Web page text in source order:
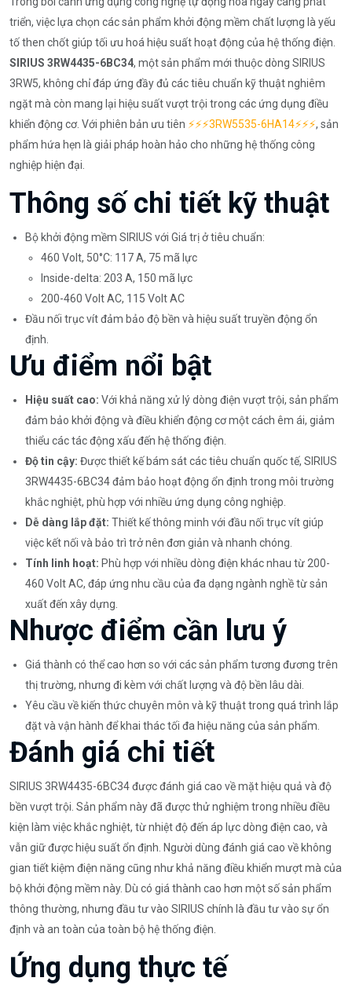
triển, việc lựa chọn các sản phẩm khởi động mềm chất lượng là yếu
tố then chốt giúp tối ưu hoá hiệu suất hoạt động của hệ thống điện.
SIRIUS 3RW4435-6BC34, một sản phẩm mới thuộc dòng SIRIUS
3RW5, không chỉ đáp ứng đầy đủ các tiêu chuẩn kỹ thuật nghiêm
ngặt mà còn mang lại hiệu suất vượt trội trong các ứng dụng điều
khiển động cơ. Với phiên bản ưu tiên ⚡️⚡️⚡️3RW5535-6HA14⚡️⚡️⚡️, sản
phẩm hứa hẹn là giải pháp hoàn hảo cho những hệ thống công
nghiệp hiện đại.
Thông số chi tiết kỹ thuật
Bộ khởi động mềm SIRIUS với Giá trị ở tiêu chuẩn:
460 Volt, 50°C: 117 A, 75 mã lực
Inside-delta: 203 A, 150 mã lực
200-460 Volt AC, 115 Volt AC
Đầu nối trục vít đảm bảo độ bền và hiệu suất truyền động ổn
định.
Ưu điểm nổi bật
Hiệu suất cao: Với khả năng xử lý dòng điện vượt trội, sản phẩm
đảm bảo khởi động và điều khiển động cơ một cách êm ái, giảm
thiểu các tác động xấu đến hệ thống điện.
Độ tin cậy: Được thiết kế bám sát các tiêu chuẩn quốc tế, SIRIUS
3RW4435-6BC34 đảm bảo hoạt động ổn định trong môi trường
khắc nghiệt, phù hợp với nhiều ứng dụng công nghiệp.
Dễ dàng lắp đặt: Thiết kế thông minh với đầu nối trục vít giúp
việc kết nối và bảo trì trở nên đơn giản và nhanh chóng.
Tính linh hoạt: Phù hợp với nhiều dòng điện khác nhau từ 200-
460 Volt AC, đáp ứng nhu cầu của đa dạng ngành nghề từ sản
xuất đến xây dựng.
Nhược điểm cần lưu ý
Giá thành có thể cao hơn so với các sản phẩm tương đương trên
thị trường, nhưng đi kèm với chất lượng và độ bền lâu dài.
Yêu cầu về kiến thức chuyên môn và kỹ thuật trong quá trình lắp
đặt và vận hành để khai thác tối đa hiệu năng của sản phẩm.
Đánh giá chi tiết
SIRIUS 3RW4435-6BC34 được đánh giá cao về mặt hiệu quả và độ
bền vượt trội. Sản phẩm này đã được thử nghiệm trong nhiều điều
kiện làm việc khắc nghiệt, từ nhiệt độ đến áp lực dòng điện cao, và
vẫn giữ được hiệu suất ổn định. Người dùng đánh giá cao về không
gian tiết kiệm điện năng cũng như khả năng điều khiển mượt mà của
bộ khởi động mềm này. Dù có giá thành cao hơn một số sản phẩm
thông thường, nhưng đầu tư vào SIRIUS chính là đầu tư vào sự ổn
định và an toàn của toàn bộ hệ thống điện.
Ứng dụng thực tế